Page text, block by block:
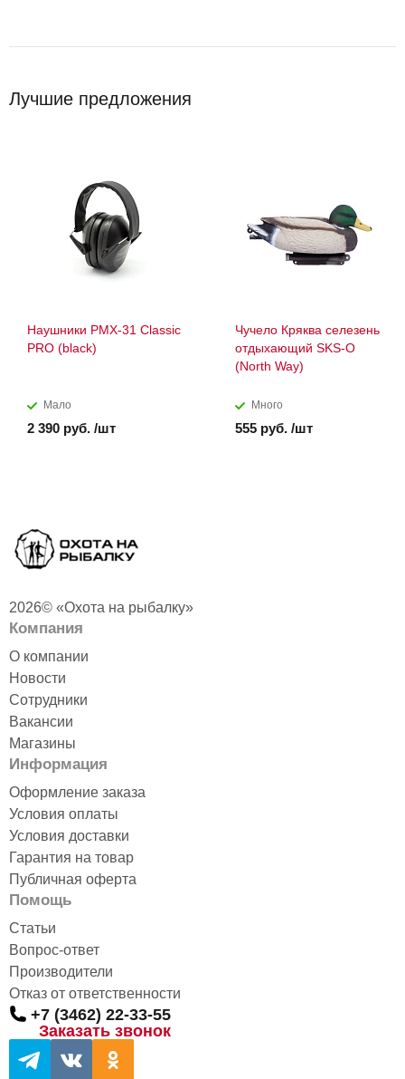
Лучшие предложения
Наушники PMX-31 Classic
PRO (black)
Мало
2 390 руб. /шт
Чучело Кряква селезень
отдыхающий SKS-O
(North Way)
Много
555 руб. /шт
2026© «Охота на рыбалку»
Компания
О компании
Новости
Сотрудники
Вакансии
Магазины
Информация
Оформление заказа
Условия оплаты
Условия доставки
Гарантия на товар
Публичная оферта
Помощь
Статьи
Вопрос-ответ
Производители
Отказ от ответственности
+7 (3462) 22-33-55
Заказать звонок